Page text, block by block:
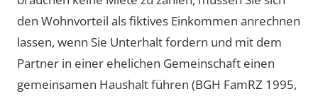
den Wohnvorteil als fiktives Einkommen anrechnen
lassen, wenn Sie Unterhalt fordern und mit dem
Partner in einer ehelichen Gemeinschaft einen
gemeinsamen Haushalt führen (BGH FamRZ 1995,